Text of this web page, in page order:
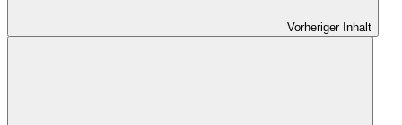
Vorheriger Inhalt